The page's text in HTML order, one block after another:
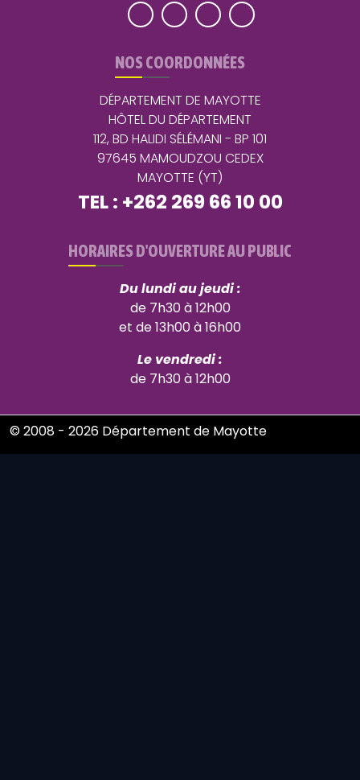
NOS COORDONNÉES
DÉPARTEMENT DE MAYOTTE
HÔTEL DU DÉPARTEMENT
112, BD HALIDI SÉLÉMANI - BP 101
97645 MAMOUDZOU CEDEX
MAYOTTE (YT)
TEL : +262 269 66 10 00
HORAIRES D'OUVERTURE AU PUBLIC
Du lundi au jeudi :
de 7h30 à 12h00
et de 13h00 à 16h00
Le vendredi :
de 7h30 à 12h00
© 2008 - 2026 Département de Mayotte